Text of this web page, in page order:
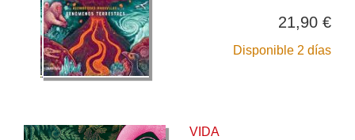
21,90 €
Disponible 2 días
VIDA